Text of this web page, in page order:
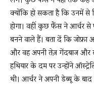
क्योंकि हो सकता है कि उनमें से
होगा। वहीं कुछ फैंस ने आर्चर से
बनने वाले हैं। बता दें कि
और वह अपनी तेज़ गेंदबाज और
हथियार के दम पर उन्होंने
थी। आर्चर ने अपनी डेब्यू के